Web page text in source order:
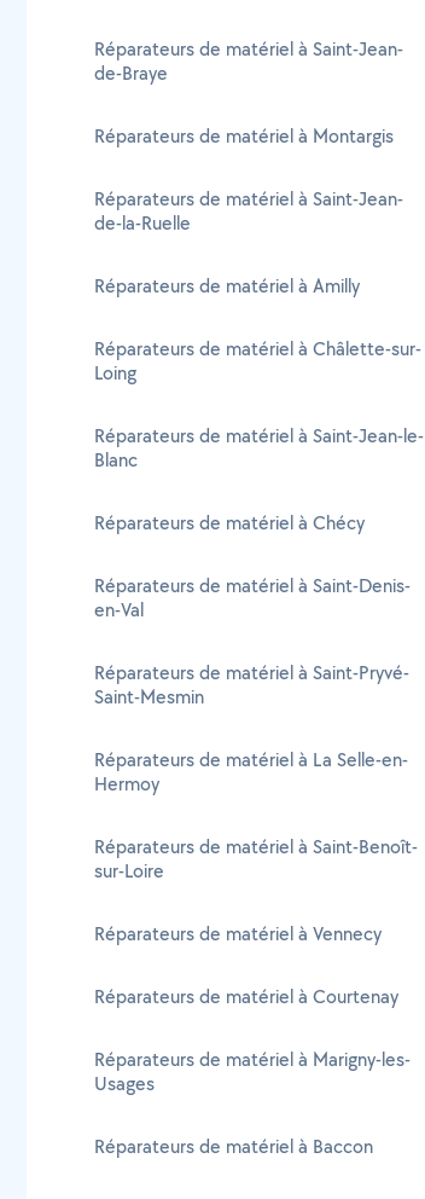
Réparateurs de matériel à Saint-Jean-
de-Braye
Réparateurs de matériel à Montargis
Réparateurs de matériel à Saint-Jean-
de-la-Ruelle
Réparateurs de matériel à Amilly
Réparateurs de matériel à Châlette-sur-
Loing
Réparateurs de matériel à Saint-Jean-le-
Blanc
Réparateurs de matériel à Chécy
Réparateurs de matériel à Saint-Denis-
en-Val
Réparateurs de matériel à Saint-Pryvé-
Saint-Mesmin
Réparateurs de matériel à La Selle-en-
Hermoy
Réparateurs de matériel à Saint-Benoît-
sur-Loire
Réparateurs de matériel à Vennecy
Réparateurs de matériel à Courtenay
Réparateurs de matériel à Marigny-les-
Usages
Réparateurs de matériel à Baccon